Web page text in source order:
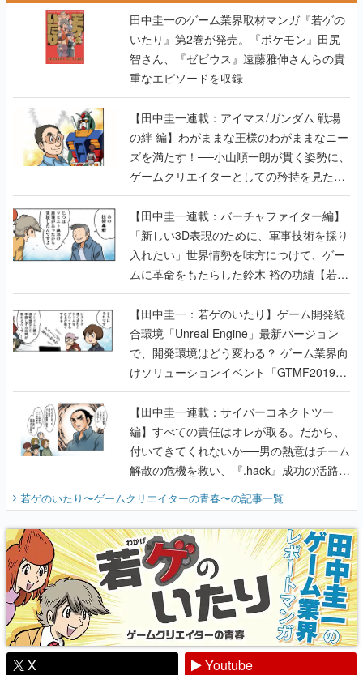
田中圭一のゲーム業界取材マンガ『若ゲの
いたり』第2巻が発売。『ポケモン』田尻
智さん、『ゼビウス』遠藤雅伸さんらの貴
重なエピソードを収録
【田中圭一連載：アイマス/ガンダム 戦場
の絆 編】わがままな王様のわがままなニー
ズを満たす！──小山順一朗が貫く姿勢に、
ゲームクリエイターとしての矜持を見た
【若ゲのいたり最終回】
【田中圭一連載：バーチャファイター編】
「新しい3D表現のために、軍事技術を採り
入れたい」世界情勢を味方につけて、ゲー
ムに革命をもたらした鈴木 裕の功績【若ゲ
のいたり】
【田中圭一：若ゲのいたり】ゲーム開発統
合環境「Unreal Engine」最新バージョン
で、開発環境はどう変わる？ ゲーム業界向
けソリューションイベント「GTMF2019」
に行って、より理解を深めよう【PR】
【田中圭一連載：サイバーコネクトツー
編】すべての責任はオレが取る。だから、
付いてきてくれないか──男の熱意はチーム
解散の危機を救い、『.hack』成功の活路を
『少年ジャンプ』色だった【若ゲのいた
り】
若ゲのいたり〜ゲームクリエイターの青春〜の記事一覧
X
Youtube